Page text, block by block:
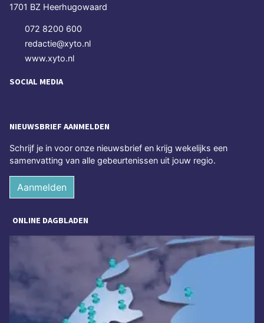
1701 BZ Heerhugowaard
072 8200 600
redactie@xyto.nl
www.xyto.nl
SOCIAL MEDIA
NIEUWSBRIEF AANMELDEN
Schrijf je in voor onze nieuwsbrief en krijg wekelijks een
samenvatting van alle gebeurtenissen uit jouw regio.
Aanmelden
ONLINE DAGBLADEN